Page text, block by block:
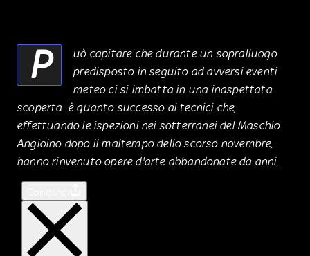
P
uò capitare che durante un sopralluogo
predisposto in seguito ad avversi eventi
meteo ci si imbatta in una inaspettata
scoperta: è quanto successo ai tecnici che,
effettuando le ispezioni nei sotterranei del Maschio
Angioino dopo il maltempo dello scorso novembre,
hanno rinvenuto opere d'arte abbandonate da anni.